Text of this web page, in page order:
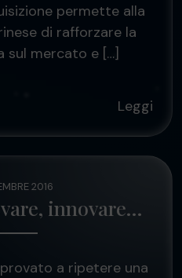
permette alla
di rafforzare la
sul mercato e […]
Leggi
2016
innovare…
a ripetere una